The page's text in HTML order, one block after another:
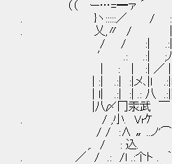
（（ ー…=━ァ ´
. }ヽ:::::／ / :
. 乂,〃 / |l
/ / :| .:||
′ .: .:| ;ﾉ .
| : | :| ／ | .:
| :| .:| :|メ､|ｌ .:|l .
| l| .:| :| .: 八 .:|| .:|
|八〆冂汞武 ￣ ￣汞武
. / ,小. Vrｹ Vrｹ
/ / :∧ 〟..ノ'⌒ゝ ...
,. / : 込. ／
. ／ / .: /ｌ .:个ト . ｀ ..